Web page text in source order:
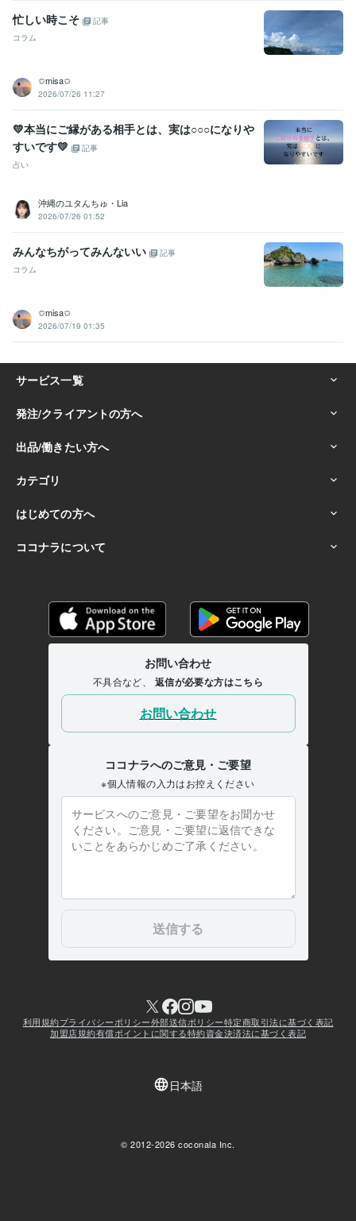
忙しい時こそ
記事
コラム
✩misa✩
2026/07/26 11:27
💛本当にご縁がある相手とは、実は○○○になりや
すいです💛
記事
占い
沖縄のユタんちゅ・Lia
2026/07/26 01:52
みんなちがってみんないい
記事
コラム
✩misa✩
2026/07/19 01:35